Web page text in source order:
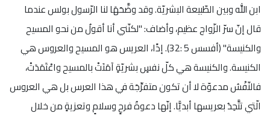
ابن الله وبين الطّبيعة البشريّة. وقد وضَّحَهَا لنا الرّسول بولس عندما
قال إنّ سرّ الزّواج عظيم، وأضاف: "لكنّني أنا أقولُ من نحو المسيح
والكنيسة" (أفسس 5 :32). إذًا، العريس هو المسيح والعروس هي
الكنيسة. والكنيسة هي كلّ نفسٍ بشريّةٍ آمَنَتْ بالمسيح واعْتَمَدَتْ،
فالنّفْسُ مدعوّة لا أن تكون متفرِّجَة في هذا العرس بل هي العروس
الّتي تتَّحِدُ بعريسها أبديًّا. إنّها دعوةُ فرحٍ وسلامٍ وتعزيةٍ من خلال